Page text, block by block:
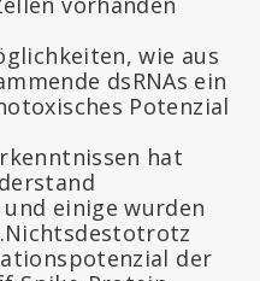
wie aus
dsRNAs ein
Potenzial
hat
einige wurden
der